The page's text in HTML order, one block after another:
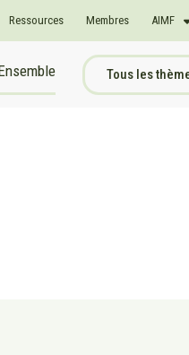
Ressources Membres AIMF
Tous les